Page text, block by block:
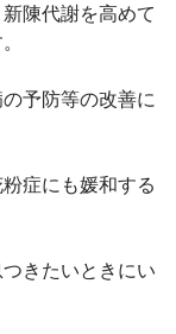
陳代謝を高めて
予防等の改善に
症にも媛和する
きたいときにい